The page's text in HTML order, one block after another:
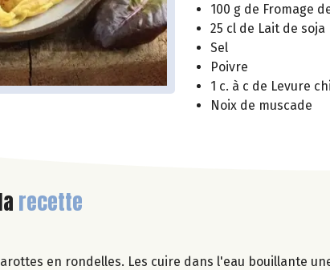
100 g de Fromage
25 cl de Lait de soja
Sel
Poivre
1 c. à c de Levure
Noix de muscade
recette
en rondelles. Les cuire dans l'eau bouillante